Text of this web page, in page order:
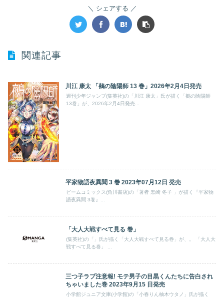
シェアする
関連記事
川江 康太 「鵺の陰陽師 13 巻」2026年2月4日発売
週刊少年ジャンプ(集英社)の「川江 康太」氏が描く「鵺の陰陽師
13巻」が、2026年2月4日発売...
平家物語夜異聞 3 巻 2023年07月12日 発売
ビームコミックス(角川書店)の「著者 黒崎 冬子 」が描く『平家物
語夜異聞 3巻』...
「大人大戦すべて見る 巻」
(集英社)の「」氏が描く「大人大戦すべて見る巻」が、。 「大人大
三つ子ラブ注意報! モテ男子の目黒くんたちに告白され
ちゃいました巻 2023年9月15 日発売
小学館ジュニア文庫(小学館)の「小春りん柚木ウタノ」氏が描く